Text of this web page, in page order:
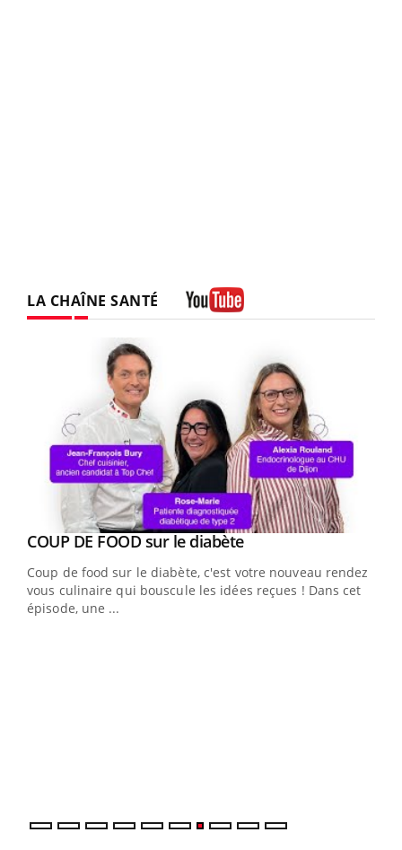
LA CHAÎNE SANTÉ
Youtube
COUP DE FOOD sur le diabèteYoutube
Coup de food sur le diabète, c'est votre nouveau rendez-
vous culinaire qui bouscule les idées reçues ! Dans cet
épisode, une ...